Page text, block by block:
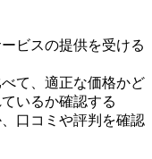
ビスの提供を受ける
て、適正な価格かど
いるか確認する
口コミや評判を確認